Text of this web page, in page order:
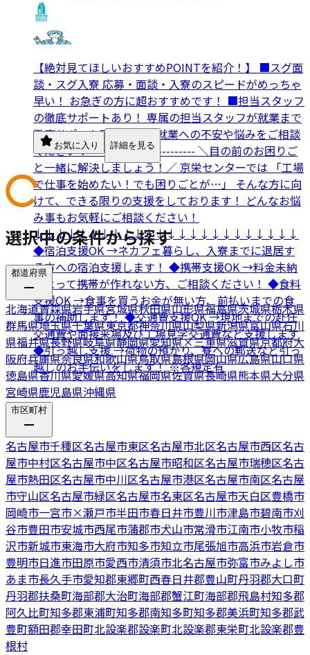
【絶対見てほしいおすすめPOINTを紹介！】 ■スグ面
談・スグ入寮 応募・面談・入寮のスピードがめっちゃ
早い！ お急ぎの方に超おすすめです！ ■担当スタッフ
の徹底サポートあり！ 専属の担当スタッフが就業まで
徹底サポート致します。 就業への不安や悩みをご相談
ください！ ------------------------- ＼目の前のお困りご
と一緒に解決しましょう！／ 京栄センターでは 「工場
で仕事を始めたい！でも困りごとが…」 そんな方に向
けて、できる限りの支援をしております！ どんなお悩
み事もお気軽にご相談ください！
↓↓↓↓↓↓↓↓↓↓↓↓↓↓↓↓↓↓↓↓↓↓↓↓
◆宿泊支援OK →ネカフェ暮らし、入寮までに退居す
る方への宿泊支援します！ ◆携帯支援OK →料金未納
によって携帯が作れない方、ご相談ください！ ◆食料
支援OK →食事を買うお金が無い方、前払いまでの食
事の補助します！ ◆交通費支援OK →現地までの赴任
交通費や面接来場及び工場見学交通費など支援します
◆引っ越し支援 →荷物の預かり、寮への郵送など引っ
越しのお手伝いをします！ ※各規定有
お気に入り 詳細を見る
選択中の条件から探す
都道府県
北海道青森県岩手県宮城県秋田県山形県福島県茨城県栃木県
群馬県埼玉県千葉県東京都神奈川県山梨県新潟県富山県石川
県福井県長野県岐阜県静岡県愛知県×三重県滋賀県京都府大
阪府兵庫県奈良県和歌山県鳥取県島根県岡山県広島県山口県
徳島県香川県愛媛県高知県福岡県佐賀県長崎県熊本県大分県
宮崎県鹿児島県沖縄県
市区町村
名古屋市千種区名古屋市東区名古屋市北区名古屋市西区名古
屋市中村区名古屋市中区名古屋市昭和区名古屋市瑞穂区名古
屋市熱田区名古屋市中川区名古屋市港区名古屋市南区名古屋
市守山区名古屋市緑区名古屋市名東区名古屋市天白区豊橋市
岡崎市一宮市×瀬戸市半田市春日井市豊川市津島市碧南市刈
谷市豊田市安城市西尾市蒲郡市犬山市常滑市江南市小牧市稲
沢市新城市東海市大府市知多市知立市尾張旭市高浜市岩倉市
豊明市日進市田原市愛西市清須市北名古屋市弥富市みよし市
あま市長久手市愛知郡東郷町西春日井郡豊山町丹羽郡大口町
丹羽郡扶桑町海部郡大治町海部郡蟹江町海部郡飛島村知多郡
阿久比町知多郡東浦町知多郡南知多町知多郡美浜町知多郡武
豊町額田郡幸田町北設楽郡設楽町北設楽郡東栄町北設楽郡豊
根村